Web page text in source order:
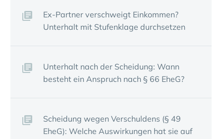
Ex-Partner verschweigt Einkommen?
Unter­halt mit Stufen­klage durch­setzen
Unter­halt nach der Schei­dung: Wann
besteht ein Anspruch nach § 66 EheG?
Schei­dung wegen Verschul­dens (§ 49
EheG): Welche Auswir­kungen hat sie auf